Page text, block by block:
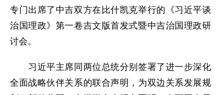
专门出席了中吉双方在比什凯克举行的《习近平谈
治国理政》第一卷吉文版首发式暨中吉治国理政研
讨会。
习近平主席同两位总统分别签署了进一步深化
全面战略伙伴关系的联合声明，为双边关系发展规